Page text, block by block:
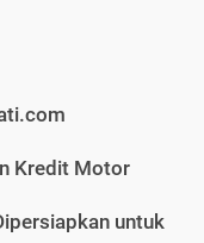
Kredit Motor
untuk